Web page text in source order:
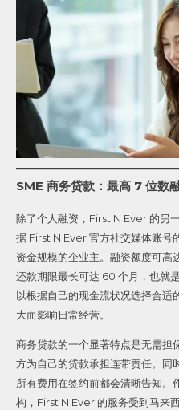
SME 商务贷款：最高 7 位数
除了个人融资，First N Ever 的另
据 First N Ever 官方社交媒体账号
资金规模的企业主。融资额度可高
还款期限最长可达 60 个月，也就
以根据自己的现金流状况选择合适
大而影响日常经营。
商务贷款的一个显著特点是无需担
方为自己的贷款承担连带责任。同
所有费用在签约前都会清晰告知。
构，First N Ever 的服务受到马来